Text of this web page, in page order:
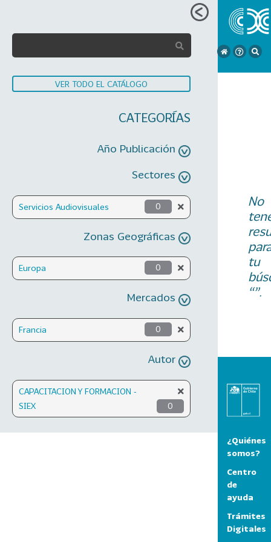
VER TODO EL CATÁLOGO
CATEGORÍAS
Año Publicación
Sectores
Servicios Audiovisuales 0
Zonas Geográficas
Europa 0
Mercados
Francia 0
Autor
CAPACITACION Y FORMACION -
SIEX
0
No
tu
“”.
¿Quiénes
somos?
Centro
de
ayuda
Trámites
Digitales